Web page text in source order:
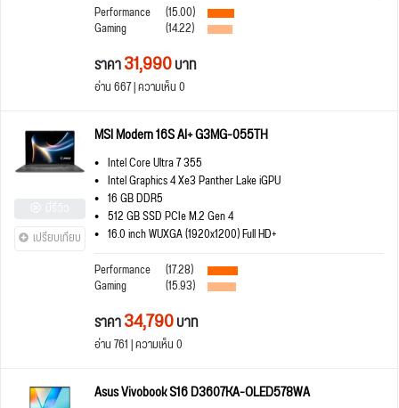
Performance
(15.00)
Gaming (14.22)
ราคา31,990บาท
อ่าน 667 | ความเห็น 0
เปรียบเทียบ
MSI Modern 16S AI+ G3MG-055TH
Intel Core Ultra 7 355
Intel Graphics 4 Xe3 Panther Lake iGPU
16 GB DDR5
512 GB SSD PCIe M.2 Gen 4
16.0 inch WUXGA (1920x1200) Full HD+
Performance
(17.28)
Gaming (15.93)
ราคา34,790บาท
อ่าน 761 | ความเห็น 0
Asus Vivobook S16 D3607KA-OLED578WA